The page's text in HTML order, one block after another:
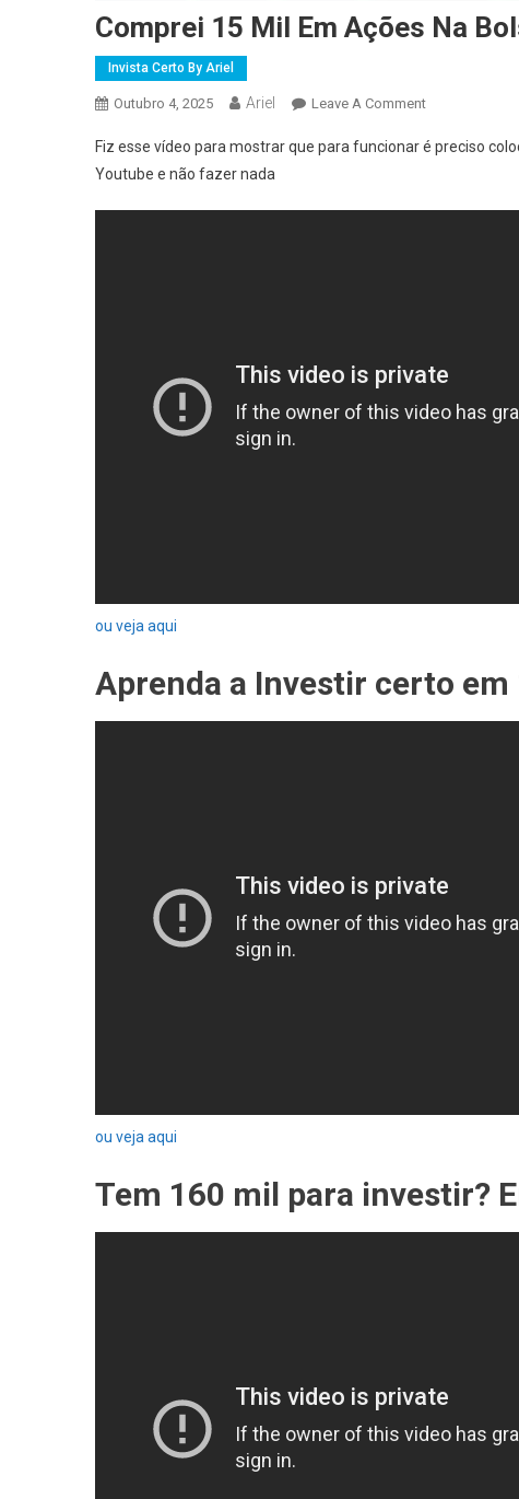
Comprei 15 Mil Em Ações Na
Invista Certo By Ariel
Outubro 4, 2025 Ariel Leave A CommentOn
15
Fiz esse vídeo para mostrar que para funcionar é preciso
Youtube e não fazer nada
ou veja aqui
Aprenda a Investir certo
ou veja aqui
Tem 160 mil para investir?